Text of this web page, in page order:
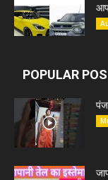
POPULAR